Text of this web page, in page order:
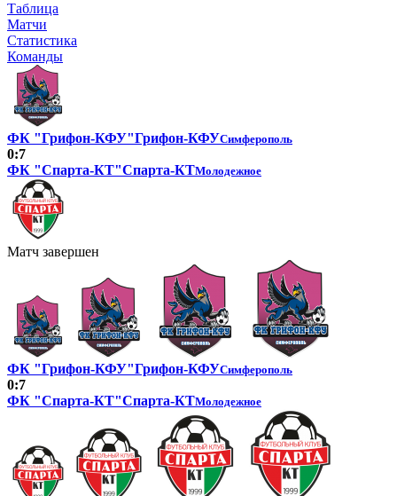
Таблица
Матчи
Статистика
Команды
ФК "Грифон-КФУ"Грифон-КФУСимферополь
0:7
ФК "Спарта-КТ"Спарта-КТМолодежное
Матч завершен
ФК "Грифон-КФУ"Грифон-КФУСимферополь
0:7
ФК "Спарта-КТ"Спарта-КТМолодежное